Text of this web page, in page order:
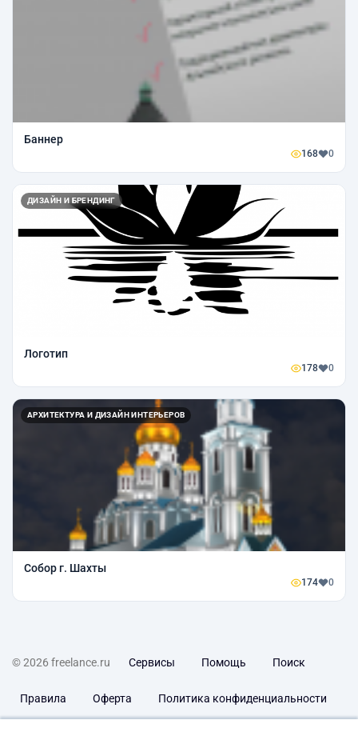
Баннер
168 0
ДИЗАЙН И БРЕНДИНГ
Логотип
178 0
АРХИТЕКТУРА И ДИЗАЙН ИНТЕРЬЕРОВ
Собор г. Шахты
174 0
© 2026 freelance.ru Сервисы Помощь Поиск
Правила Оферта Политика конфиденциальности